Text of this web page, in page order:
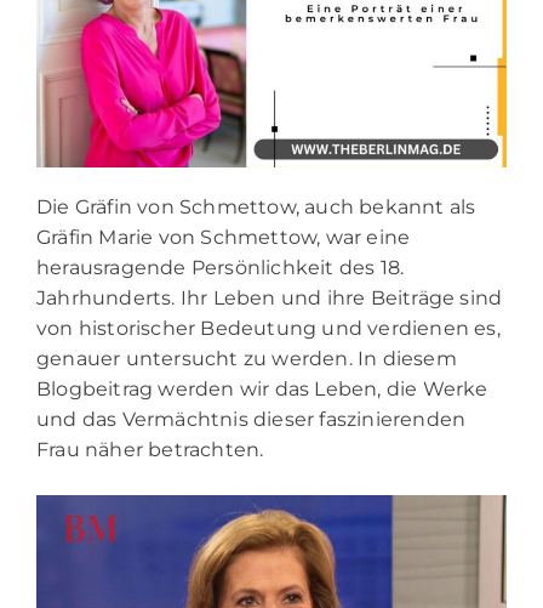
Die Gräfin von Schmettow, auch bekannt als
Gräfin Marie von Schmettow, war eine
herausragende Persönlichkeit des 18.
Jahrhunderts. Ihr Leben und ihre Beiträge sind
von historischer Bedeutung und verdienen es,
genauer untersucht zu werden. In diesem
Blogbeitrag werden wir das Leben, die Werke
und das Vermächtnis dieser faszinierenden
Frau näher betrachten.